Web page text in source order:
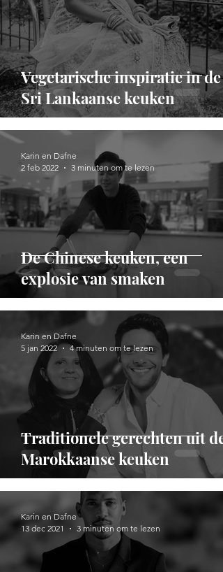
Vegetarische inspiratie in de
Sri Lankaanse keuken
De Chinese keuken, een
explosie van smaken
Karin en Dafne
2 feb 2022
3 minuten om te lezen
Traditionele gerechten uit de
Marokkaanse keuken
Karin en Dafne
5 jan 2022
4 minuten om te lezen
Karin en Dafne
13 dec 2021
3 minuten om te lezen